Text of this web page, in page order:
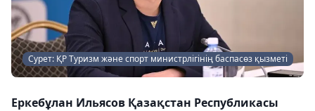
Сурет: ҚР Туризм және спорт министрлігінің баспасөз қызметі
Еркебұлан Ильясов Қазақстан Республикасы